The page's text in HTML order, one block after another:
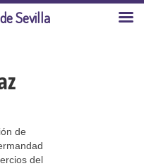
de
del
Sevilla